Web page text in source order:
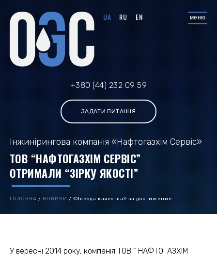
UA RU EN меню
+380 (44) 232 09 59
ЗАДАТИ ПИТАННЯ
Інжинірингова компанія «Нафтогазхім Сервіс»
ТОВ “НАФТОГАЗХІМ СЕРВІС”
ОТРИМАЛИ “ЗІРКУ ЯКОСТІ”
ГОЛОВНА / НОВИНИ / «Звезда качества» за достижение
У вересні 2014 року, компанія ТОВ ” НАФТОГАЗХІМ